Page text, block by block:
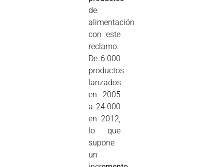
de
alimentación
con este
reclamo.
De 6.000
productos
lanzados
en 2005
a 24.000
en 2012,
lo que
supone
un